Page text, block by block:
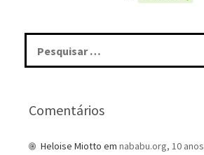
Pesquisar
por:
Comentários
Heloise Miotto em nababu.org, 10 anos